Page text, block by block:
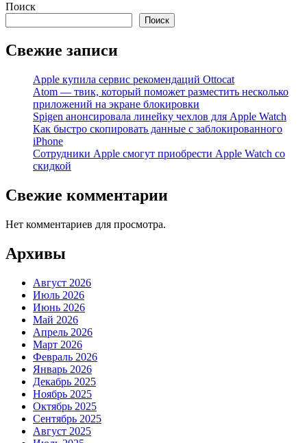
Поиск
Поиск
Свежие записи
Apple купила сервис рекомендаций Ottocat
Atom — твик, который поможет разместить несколько
приложений на экране блокировки
Spigen анонсировала линейку чехлов для Apple Watch
Как быстро скопировать данные с заблокированного
iPhone
Сотрудники Apple смогут приобрести Apple Watch со
скидкой
Свежие комментарии
Нет комментариев для просмотра.
Архивы
Август 2026
Июль 2026
Июнь 2026
Май 2026
Апрель 2026
Март 2026
Февраль 2026
Январь 2026
Декабрь 2025
Ноябрь 2025
Октябрь 2025
Сентябрь 2025
Август 2025